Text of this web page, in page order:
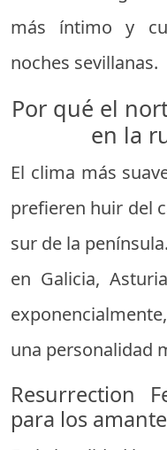
más íntimo y
noches sevillanas.
Por qué el
en la
El clima más
prefieren huir del
sur de la
en Galicia,
una personalidad
Resurrection
para los